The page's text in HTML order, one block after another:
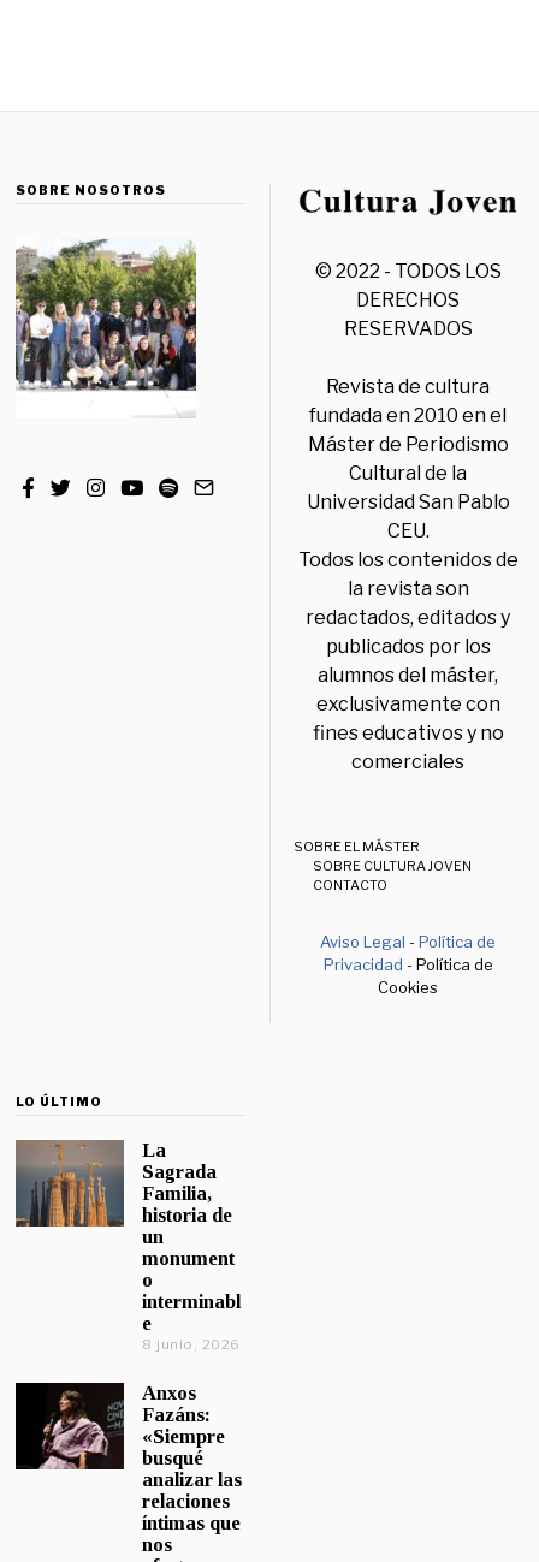
SOBRE NOSOTROS
© 2022 - TODOS LOS
DERECHOS
RESERVADOS
Revista de cultura
fundada en 2010 en el
Máster de Periodismo
Cultural de la
Universidad San Pablo
CEU.
Todos los contenidos de
la revista son
redactados, editados y
publicados por los
alumnos del máster,
exclusivamente con
fines educativos y no
comerciales
SOBRE EL MÁSTER
SOBRE CULTURA JOVEN
CONTACTO
Aviso Legal -Política de
Privacidad - Política de
Cookies
LO ÚLTIMO
La
Sagrada
Familia,
historia de
un
monument
o
interminabl
e
8 junio, 2026
Anxos
Fazáns:
«Siempre
busqué
analizar las
relaciones
íntimas que
nos